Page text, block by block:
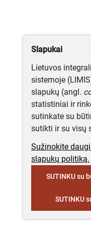
Slapukai
Lietuvos
sistemoje
slapukų (angl.
statistiniai ir
sutinkate su
sutikti ir su visų
Sužinokite
slapukų politiką.
SUTINKU su
SUTINKU